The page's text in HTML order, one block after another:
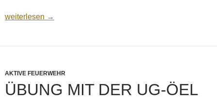
Spende des Gesangvereins Frohsinn
weiterlesen →
AKTIVE FEUERWEHR
ÜBUNG MIT DER UG-ÖEL